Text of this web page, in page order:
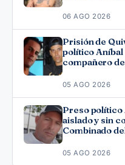
06 AGO 2026
Prisión de
político Aníbal
compañero
05 AGO 2026
Preso político
aislado y sin
Combinado
05 AGO 2026